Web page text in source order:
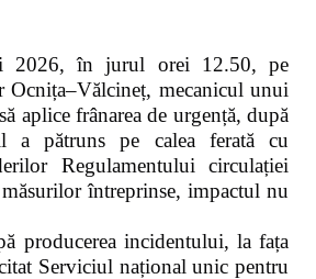
2026, în jurul orei 12.50, pe
Ocnița–Vălcineț, mecanicul unui
aplice frânarea de urgență, după
a pătruns pe calea ferată cu
Regulamentului circulației
întreprinse, impactul nu
producerea incidentului, la fața
Serviciul național unic pentru